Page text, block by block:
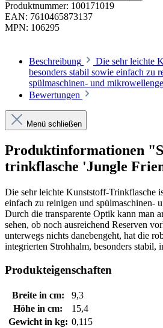
Produktnummer: 100171019
EAN: 7610465873137
MPN: 106295
Beschreibung
Die sehr leichte
besonders stabil sowie einfach zu
spülmaschinen- und
Bewertungen
Menü schließen
Produktinformationen
trinkflasche 'Jungle
Die sehr leichte Kunststoff-Trinkflasche
einfach zu reinigen und spülmaschinen-
Durch die transparente Optik kann man
sehen, ob noch ausreichend Reserven
unterwegs nichts danebengeht, hat die
integrierten Strohhalm, besonders stabil,
Produkteigenschaften
Breite in cm:
9,3
Höhe in cm:
15,4
Gewicht in kg: 0,115